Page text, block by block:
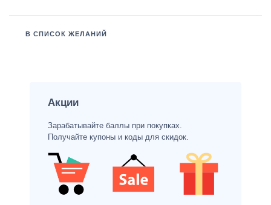
В СПИСОК ЖЕЛАНИЙ
Акции
Зарабатывайте баллы при покупках.
Получайте купоны и коды для скидок.